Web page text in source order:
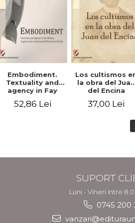
Embodiment.
Textuality and
agency in Fay
Carter and
52,86 Lei
Los cultismos
la obra del Juan
del Encina
37,00 Lei
SUPORT
Luni - Vineri intre
0745 200